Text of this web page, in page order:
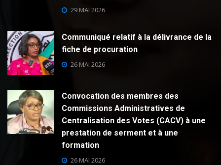
29 MAI 2026
Communiqué relatif à la délivrance de la
fiche de procuration
26 MAI 2026
Convocation des membres des
Commissions Administratives de
Centralisation des Votes (CACV) à une
prestation de serment et à une
formation
26 MAI 2026